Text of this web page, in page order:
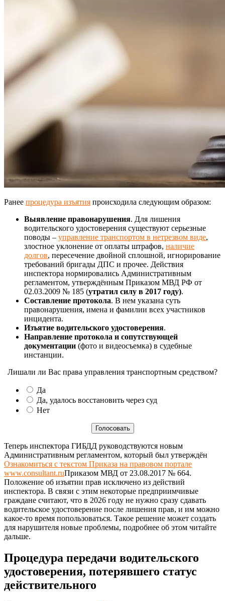
Ранее процедура изъятия происходила следующим образом:
Выявление правонарушения. Для лишения
водительского удостоверения существуют серьезные
поводы – управление транспортом в нетрезвом виде,
злостное уклонение от оплаты штрафов, наличие
долгов, пересечение двойной сплошной, игнорирование
требований бригады ДПС и прочее. Действия
инспектора нормировались Административным
регламентом, утверждённым Приказом МВД РФ от
02.03.2009 № 185 (утратил силу в 2017 году).
Составление протокола. В нем указана суть
правонарушения, имена и фамилии всех участников
инцидента.
Изъятие водительского удостоверения.
Направление протокола и сопутствующей
документации (фото и видеосъемка) в судебные
инстанции.
Лишали ли Вас права управления транспортным средством?
Да
Да, удалось восстановить через суд
Нет
Теперь инспектора ГИБДД руководствуются новым
Административным регламентом, который был утверждён
Ознакомиться с текстом Приказа на правовом портале
www.consultant.ruПриказом МВД от 23.08.2017 № 664.
Положение об изъятии прав исключено из действий
инспектора. В связи с этим некоторые предприимчивые
граждане считают, что в 2026 году не нужно сразу сдавать
водительское удостоверение после лишения прав, и им можно
какое-то время попользоваться. Такое решение может создать
для нарушителя новые проблемы, подробнее об этом читайте
дальше.
Процедура передачи водительского
удостоверения, потерявшего статус
действительного